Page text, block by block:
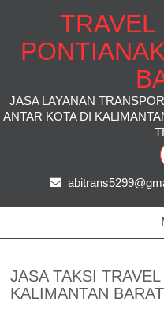
TRAVEL
JASA LAYANAN
ANTAR KOTA DI
JASA TAKSI
KALIMANTAN